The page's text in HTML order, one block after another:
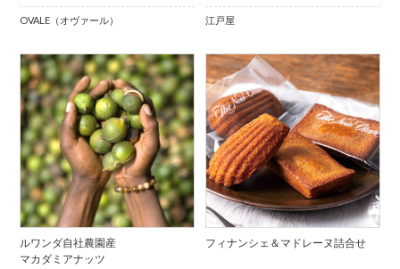
OVALE（オヴァール） 江戸屋
ルワンダ自社農園産
マカダミアナッツ
フィナンシェ＆マドレーヌ詰合せ